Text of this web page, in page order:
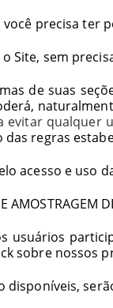
precisa ter
Site, sem
de suas
evitar qualquer
regras
acesso e uso
usuários
sobre nossos
disponíveis,